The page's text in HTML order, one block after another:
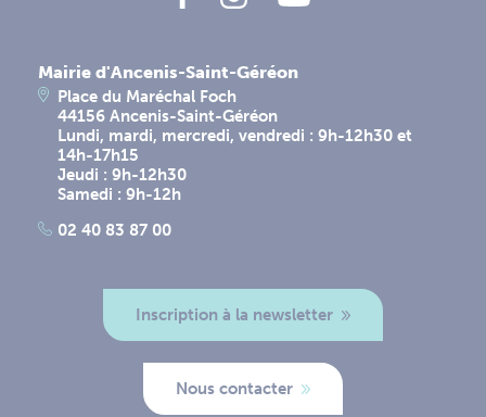
Mairie d'Ancenis-Saint-Géréon
Place du Maréchal Foch
44156 Ancenis-Saint-Géréon
Lundi, mardi, mercredi, vendredi : 9h-12h30 et
14h-17h15
Jeudi : 9h-12h30
Samedi : 9h-12h
02 40 83 87 00
Inscription à la newsletter
Nous contacter